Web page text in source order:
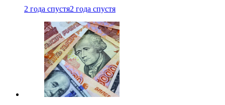
2 года спустя2 года спустя